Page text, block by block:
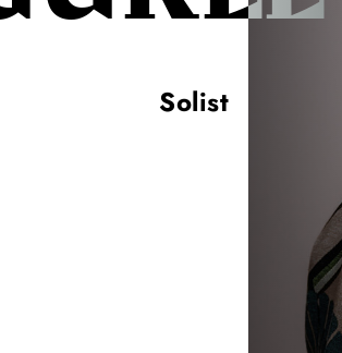
Solist